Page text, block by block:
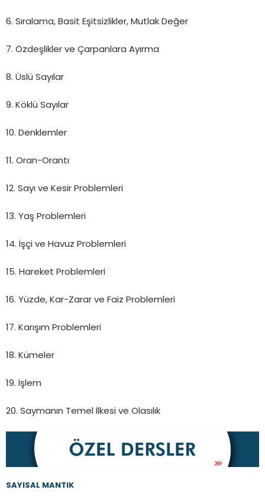
6. Sıralama, Basit Eşitsizlikler, Mutlak Değer
7. Özdeşlikler ve Çarpanlara Ayırma
8. Üslü Sayılar
9. Köklü Sayılar
10. Denklemler
11. Oran-Orantı
12. Sayı ve Kesir Problemleri
13. Yaş Problemleri
14. İşçi ve Havuz Problemleri
15. Hareket Problemleri
16. Yüzde, Kar-Zarar ve Faiz Problemleri
17. Karışım Problemleri
18. Kümeler
19. İşlem
20. Saymanın Temel İlkesi ve Olasılık
SAYISAL MANTIK